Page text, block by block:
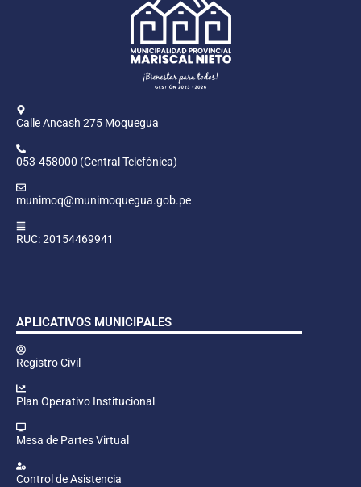
Calle Ancash 275 Moquegua
053-458000 (Central Telefónica)
munimoq@munimoquegua.gob.pe
RUC: 20154469941
APLICATIVOS MUNICIPALES
Registro Civil
Plan Operativo Institucional
Mesa de Partes Virtual
Control de Asistencia